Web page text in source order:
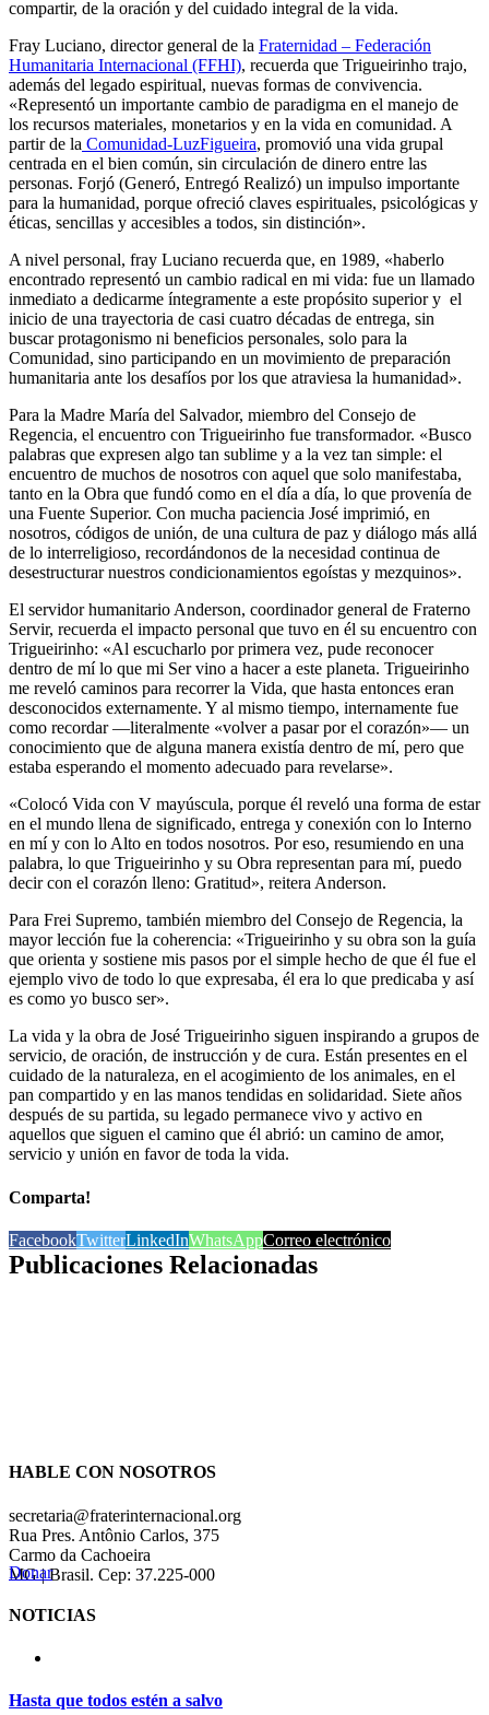
compartir, de la oración y del cuidado integral de la vida.
Fray Luciano, director general de la Fraternidad – Federación
Humanitaria Internacional (FFHI), recuerda que Trigueirinho trajo,
además del legado espiritual, nuevas formas de convivencia.
«Representó un importante cambio de paradigma en el manejo de
los recursos materiales, monetarios y en la vida en comunidad. A
partir de la Comunidad-LuzFigueira, promovió una vida grupal
centrada en el bien común, sin circulación de dinero entre las
personas. Forjó (Generó, Entregó Realizó) un impulso importante
para la humanidad, porque ofreció claves espirituales, psicológicas y
éticas, sencillas y accesibles a todos, sin distinción».
A nivel personal, fray Luciano recuerda que, en 1989, «haberlo
encontrado representó un cambio radical en mi vida: fue un llamado
inmediato a dedicarme íntegramente a este propósito superior y el
inicio de una trayectoria de casi cuatro décadas de entrega, sin
buscar protagonismo ni beneficios personales, solo para la
Comunidad, sino participando en un movimiento de preparación
humanitaria ante los desafíos por los que atraviesa la humanidad».
Para la Madre María del Salvador, miembro del Consejo de
Regencia, el encuentro con Trigueirinho fue transformador. «Busco
palabras que expresen algo tan sublime y a la vez tan simple: el
encuentro de muchos de nosotros con aquel que solo manifestaba,
tanto en la Obra que fundó como en el día a día, lo que provenía de
una Fuente Superior. Con mucha paciencia José imprimió, en
nosotros, códigos de unión, de una cultura de paz y diálogo más allá
de lo interreligioso, recordándonos de la necesidad continua de
desestructurar nuestros condicionamientos egoístas y mezquinos».
El servidor humanitario Anderson, coordinador general de Fraterno
Servir, recuerda el impacto personal que tuvo en él su encuentro con
Trigueirinho: «Al escucharlo por primera vez, pude reconocer
dentro de mí lo que mi Ser vino a hacer a este planeta. Trigueirinho
me reveló caminos para recorrer la Vida, que hasta entonces eran
desconocidos externamente. Y al mismo tiempo, internamente fue
como recordar —literalmente «volver a pasar por el corazón»— un
conocimiento que de alguna manera existía dentro de mí, pero que
estaba esperando el momento adecuado para revelarse».
«Colocó Vida con V mayúscula, porque él reveló una forma de estar
en el mundo llena de significado, entrega y conexión con lo Interno
en mí y con lo Alto en todos nosotros. Por eso, resumiendo en una
palabra, lo que Trigueirinho y su Obra representan para mí, puedo
decir con el corazón lleno: Gratitud», reitera Anderson.
Para Frei Supremo, también miembro del Consejo de Regencia, la
mayor lección fue la coherencia: «Trigueirinho y su obra son la guía
que orienta y sostiene mis pasos por el simple hecho de que él fue el
ejemplo vivo de todo lo que expresaba, él era lo que predicaba y así
es como yo busco ser».
La vida y la obra de José Trigueirinho siguen inspirando a grupos de
servicio, de oración, de instrucción y de cura. Están presentes en el
cuidado de la naturaleza, en el acogimiento de los animales, en el
pan compartido y en las manos tendidas en solidaridad. Siete años
después de su partida, su legado permanece vivo y activo en
aquellos que siguen el camino que él abrió: un camino de amor,
servicio y unión en favor de toda la vida.
Comparta!
FacebookTwitterLinkedInWhatsAppCorreo electrónico
Publicaciones Relacionadas
HABLE CON NOSOTROS
secretaria@fraterinternacional.org
Rua Pres. Antônio Carlos, 375
Carmo da Cachoeira
MG | Brasil. Cep: 37.225-000
Donar
NOTICIAS
Hasta que todos estén a salvo